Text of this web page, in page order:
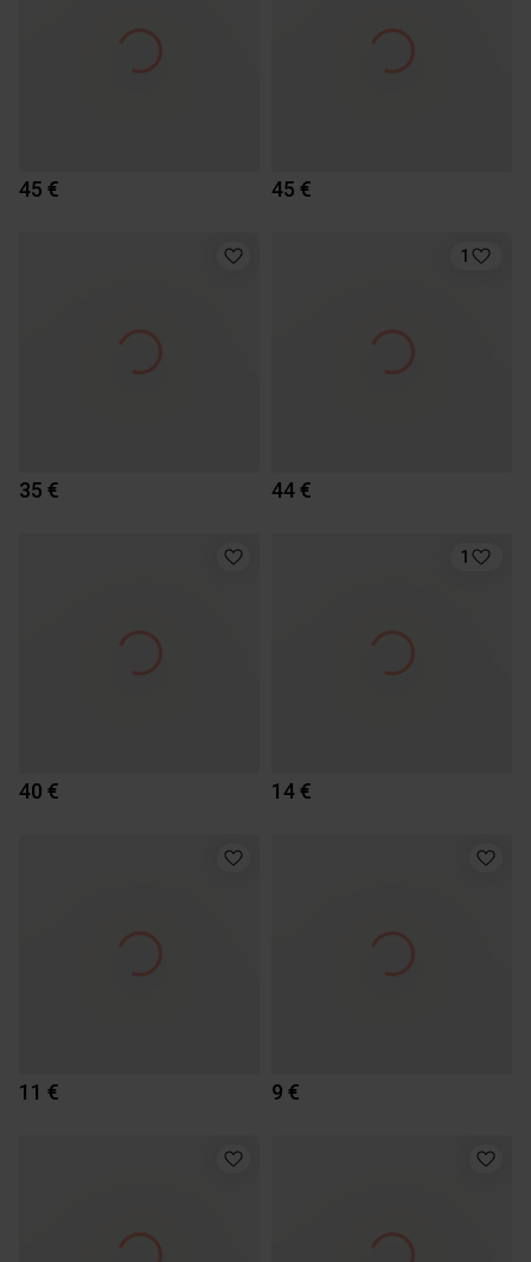
45 € 45 €
35 €
1
44 €
40 €
1
14 €
11 € 9 €